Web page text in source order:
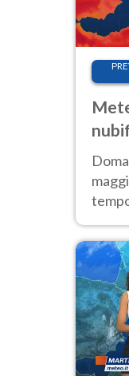
Sud